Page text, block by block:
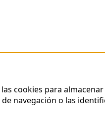
cookies para
navegación o las